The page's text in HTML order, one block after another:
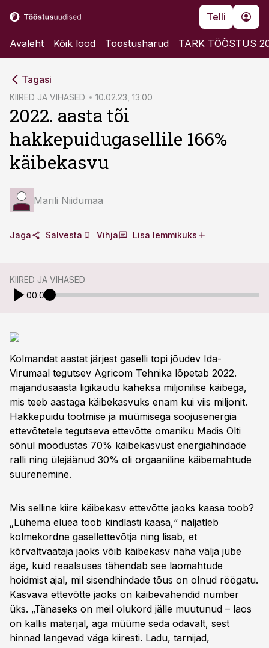
Telli
Avaleht Kõik lood Tööstusharud TARK TÖÖSTUS
Tagasi
KIIRED JA VIHASED 10.02.23, 13:00
2022. aasta tõi
hakkepuidugasellile 166%
käibekasvu
Marili Niidumaa
Jaga Salvesta Vihja Lisa lemmikuks
KIIRED JA VIHASED
00:00
Kolmandat aastat järjest gaselli topi jõudev Ida-
Virumaal tegutsev Agricom Tehnika lõpetab 2022.
majandusaasta ligikaudu kaheksa miljonilise käibega,
mis teeb aastaga käibekasvuks enam kui viis miljonit.
Hakkepuidu tootmise ja müümisega soojusenergia
ettevõtetele tegutseva ettevõtte omaniku Madis Olti
sõnul moodustas 70% käibekasvust energiahindade
ralli ning ülejäänud 30% oli orgaaniline käibemahtude
suurenemine.
Mis selline kiire käibekasv ettevõtte jaoks kaasa toob?
„Lühema eluea toob kindlasti kaasa,“ naljatleb
kolmekordne gasellettevõtja ning lisab, et
kõrvaltvaataja jaoks võib käibekasv näha välja jube
äge, kuid reaalsuses tähendab see laomahtude
hoidmist ajal, mil sisendhindade tõus on olnud röögatu.
Kasvava ettevõtte jaoks on käibevahendid number
üks. „Tänaseks on meil olukord jälle muutunud – laos
on kallis materjal, aga müüme seda odavalt, sest
hinnad langevad väga kiiresti. Ladu, tarnijad,